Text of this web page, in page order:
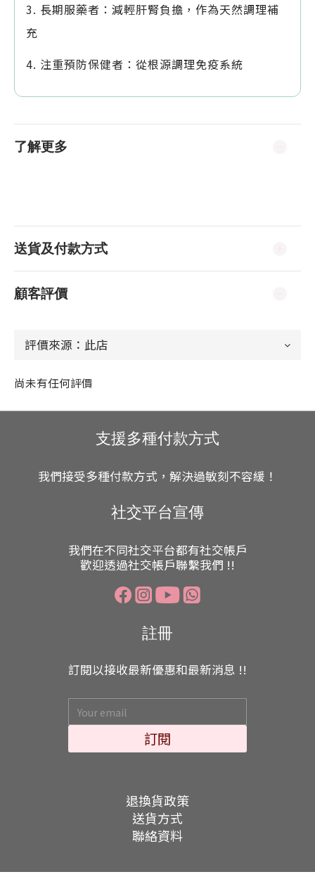
3. 長期服藥者：減輕肝腎負擔，作為天然調理補
充
4. 注重預防保健者：從根源調理免疫系統
了解更多
送貨及付款方式
顧客評價
尚未有任何評價
支援多種付款方式
我們接受多種付款方式，解決過敏刻不容緩！
社交平台宣傳
我們在不同社交平台都有社交帳戶
歡迎透過社交帳戶聯繫我們 !!
註冊
訂閱以接收最新優惠和最新消息 !!
訂閱
退換貨政策
送貨方式
聯絡資料